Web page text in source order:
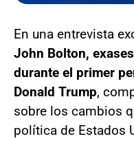
En una entrevista
John Bolton,
durante el primer
Donald Trump,
sobre los cambios
política de Estados